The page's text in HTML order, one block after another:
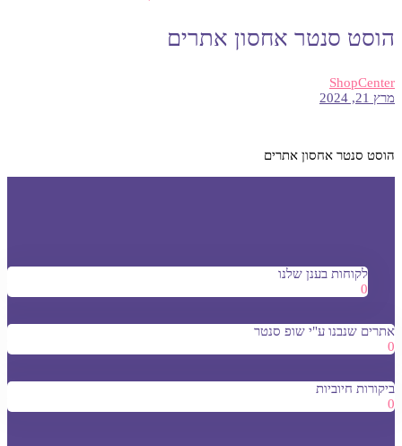
הוסט סנטר אחסון אתרים
ShopCenter
מרץ 21, 2024
הוסט סנטר אחסון אתרים
לקוחות בענן שלנו
0
אתרים שנבנו ע"י שופ סנטר
0
ביקורות חיוביות
0